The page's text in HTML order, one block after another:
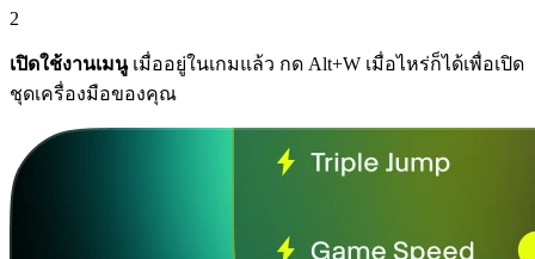
2
เปิดใช้งานเมนูเมื่ออยู่ในเกมแล้ว กด Alt+W เมื่อไหร่ก็ได้เพื่อเปิด
ชุดเครื่องมือของคุณ